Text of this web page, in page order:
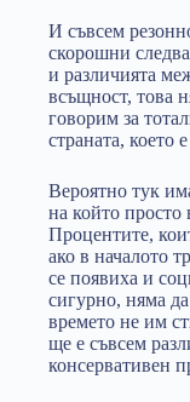
И съвсем
скорошни
и различията
всъщност, това
говорим за
страната, което
Вероятно тук
на който просто
Процентите,
ако в началото
се появиха и
сигурно, няма
времето не им
ще е съвсем
консервативен